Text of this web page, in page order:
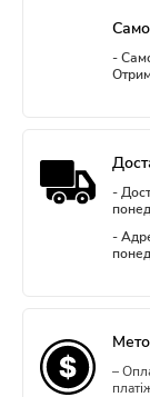
-
-
-
–